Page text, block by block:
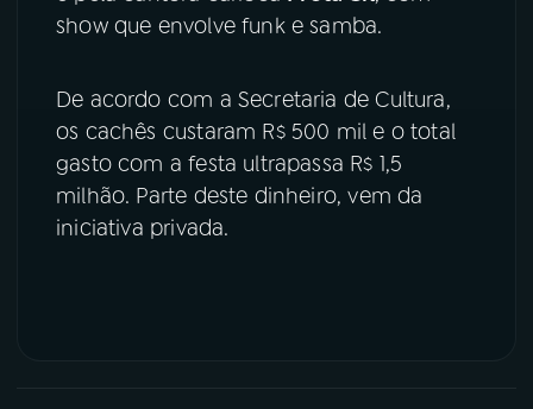
show que envolve funk e samba.
De acordo com a Secretaria de Cultura,
os cachês custaram R$ 500 mil e o total
gasto com a festa ultrapassa R$ 1,5
milhão. Parte deste dinheiro, vem da
iniciativa privada.